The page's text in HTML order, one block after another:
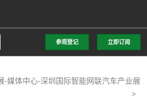
参观登记 立即订阅
媒体中心-深圳国际智能网联汽车产业展